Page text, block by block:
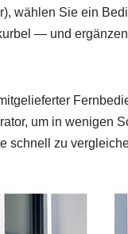
wählen Sie ein
— und
um in wenigen
schnell zu